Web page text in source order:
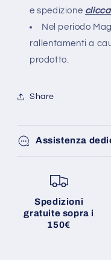
e spedizione
Nel periodo
rallentamenti a
prodotto.
Share
Assistenza
Spedizioni
gratuite sopra i
150€